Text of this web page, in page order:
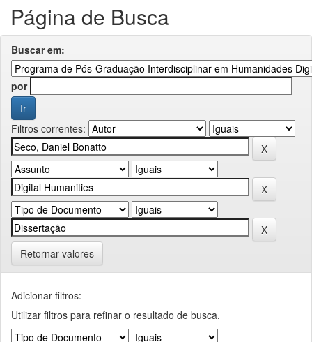
Página de Busca
Buscar em:
por
Filtros correntes:
Retornar valores
Adicionar filtros:
Utilizar filtros para refinar o resultado de busca.